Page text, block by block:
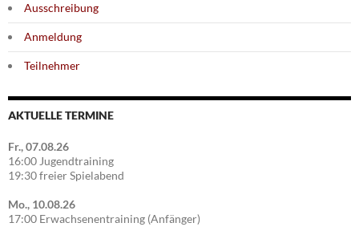
Ausschreibung
Anmeldung
Teilnehmer
AKTUELLE TERMINE
Fr., 07.08.26
16:00 Jugendtraining
19:30 freier Spielabend
Mo., 10.08.26
17:00 Erwachsenentraining (Anfänger)